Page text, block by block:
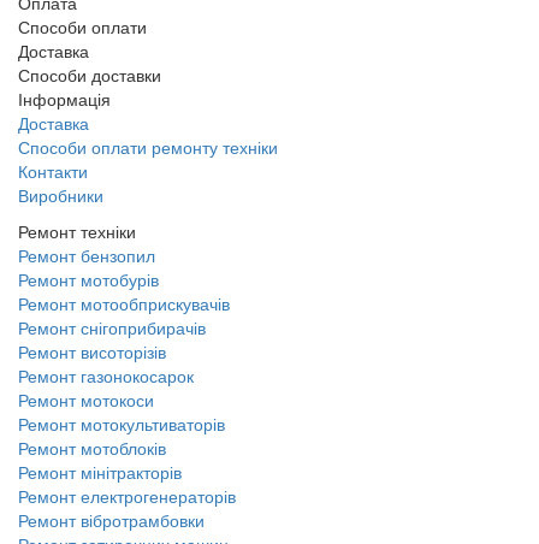
Способи оплати
Доставка
Способи доставки
Інформація
Доставка
Способи оплати ремонту техніки
Контакти
Виробники
Ремонт техніки
Ремонт бензопил
Ремонт мотобурів
Ремонт мотообприскувачів
Ремонт снігоприбирачів
Ремонт висоторізів
Ремонт газонокосарок
Ремонт мотокоси
Ремонт мотокультиваторів
Ремонт мотоблоків
Ремонт мінітракторів
Ремонт електрогенераторів
Ремонт вібротрамбовки